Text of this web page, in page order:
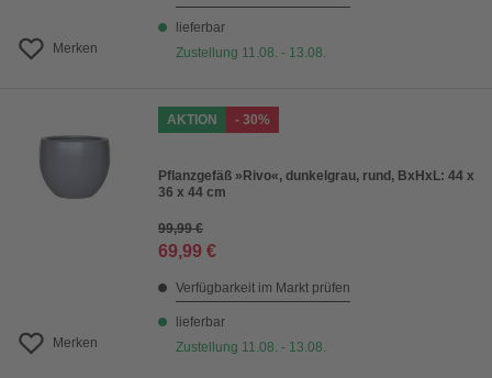
Merken
lieferbar
Zustellung 11.08. - 13.08.
Merken
AKTION - 30%
Pflanzgefäß »Rivo«, dunkelgrau, rund, BxHxL: 44 x
36 x 44 cm
99,99 €
69,99 €
Verfügbarkeit im Markt prüfen
lieferbar
Zustellung 11.08. - 13.08.